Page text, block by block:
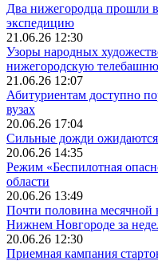
Два нижегородца прошли
экспедицию
21.06.26 12:30
Узоры народных
нижегородскую телебашню
21.06.26 12:07
Абитуриентам доступно
вузах
20.06.26 17:04
Сильные дожди
20.06.26 14:35
Режим «Беспилотная
области
20.06.26 13:49
Почти половина месячной
Нижнем Новгороде за
20.06.26 12:30
Приемная кампания